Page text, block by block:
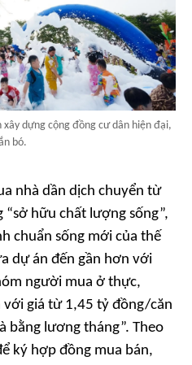
dựng cộng đồng cư dân hiện đại,
bó.
nhà dần dịch chuyển từ
“sở hữu chất lượng sống”,
chuẩn sống mới của thế
dự án đến gần hơn với
người mua ở thực,
với giá từ 1,45 tỷ đồng/căn
bằng lương tháng”. Theo
ký hợp đồng mua bán,